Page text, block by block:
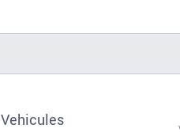
Vehicules